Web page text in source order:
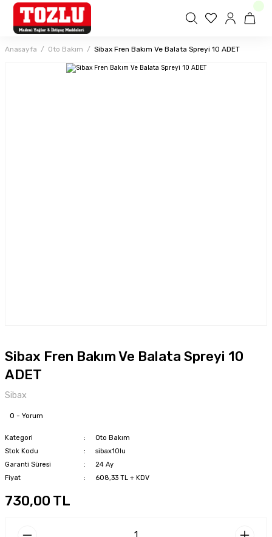
Anasayfa Oto Bakım Sibax Fren Bakım Ve Balata Spreyi 10 ADET
Sibax Fren Bakım Ve Balata Spreyi 10
ADET
Sibax
0 - Yorum
Kategori
Oto Bakım
Stok Kodu
sibax10lu
Garanti Süresi
24 Ay
Fiyat
608,33 TL + KDV
730,00 TL